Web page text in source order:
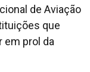
de Aviação
que
em prol da